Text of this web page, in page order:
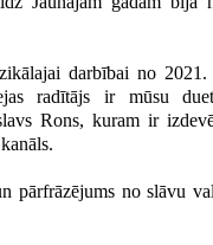
darbībai no 2021.
radītājs ir mūsu
Rons, kuram ir
pārfrāzējums no slāvu